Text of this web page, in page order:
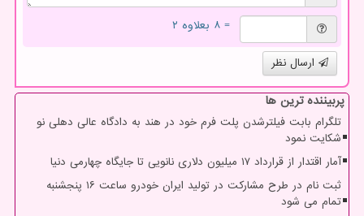
= ۸ بعلاوه ۲
ارسال نظر
پربیننده ترین ها
تلگرام بابت فیلترشدن پلت فرم خود در هند به دادگاه عالی دهلی نو
شکایت نمود
آمار اقتدار از قرارداد ۱۷ میلیون دلاری نانویی تا جایگاه چهارمی دنیا
ثبت نام در طرح مشارکت در تولید ایران خودرو ساعت ۱۶ پنجشنبه
تمام می شود